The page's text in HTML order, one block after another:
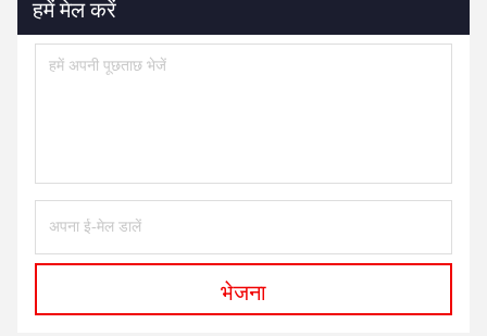
हमें मेल करें
भेजना